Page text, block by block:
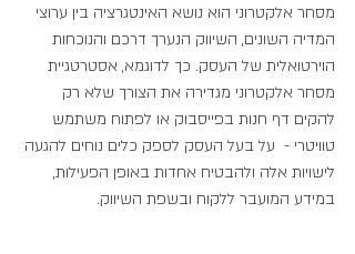
מסחר אלקטרוני הוא נושא האינטגרציה בין ערוצי
המדיה השונים, השיווק הנערך דרכם והנוכחות
הוירטואלית של העסק. כך לדוגמא, אסטרטגיית
מסחר אלקטרוני מגדירה את הצורך שלא רק
להקים דף חנות בפייסבוק או לפתוח משתמש
טוויטרי -  על בעל העסק לספק כלים נוחים להגעה
לישויות אלה ולהבטיח אחדות באופן הפעילות,
במידע המועבר ללקוח ובשפת השיווק.